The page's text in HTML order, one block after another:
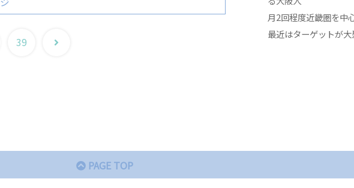
39
次
月2回程度近畿圏を中
最近はターゲットが
PAGE TOP